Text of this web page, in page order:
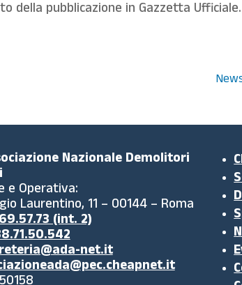
della pubblicazione in Gazzetta Ufficiale.
Nazionale Demolitori
e Operativa:
Laurentino, 11 – 00144 – Roma
(int. 2)
net.it